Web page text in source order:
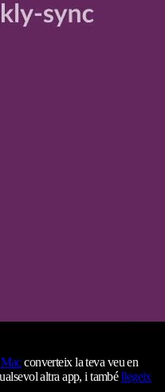
Macconverteix la teva veu en
altra app, i tambéllegeix